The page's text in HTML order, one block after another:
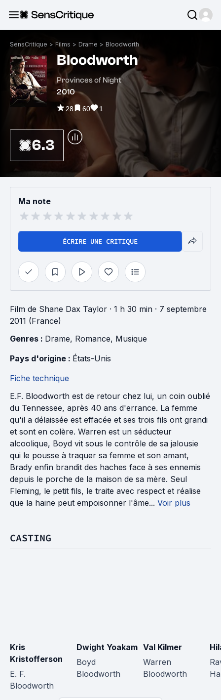
SensCritique > Films > Drame > Bloodworth
Bloodworth
Provinces of Night
2010
28 60 1
6.3
Ma note
ÉCRIRE UNE CRITIQUE
Film de Shane Dax Taylor · 1 h 30 min · 7 septembre
2011 (France)
Genres : Drame, Romance, Musique
Pays d'origine : États-Unis
Fiche technique
E.F. Bloodworth est de retour chez lui, un coin oublié
du Tennessee, après 40 ans d'errance. La femme
qu'il a délaissée est effacée et ses trois fils ont grandi
et sont en colère. Warren est un séducteur
alcoolique, Boyd vit sous le contrôle de sa jalousie
qui le pousse à traquer sa femme et son amant,
Brady enfin brandit des haches face à ses ennemis
depuis le porche de la maison de sa mère. Seul
Fleming, le petit fils, le traite avec respect et réalise
que la haine peut empoisonner l'âme... Voir plus
CASTING
Kris
Kristofferson
E. F.
Bloodworth
Dwight Yoakam
Boyd
Bloodworth
Val Kilmer
Warren
Bloodworth